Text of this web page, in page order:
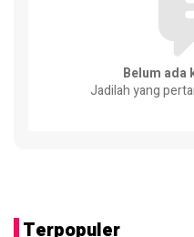
Belum ada
Jadilah yang
Terpopuler